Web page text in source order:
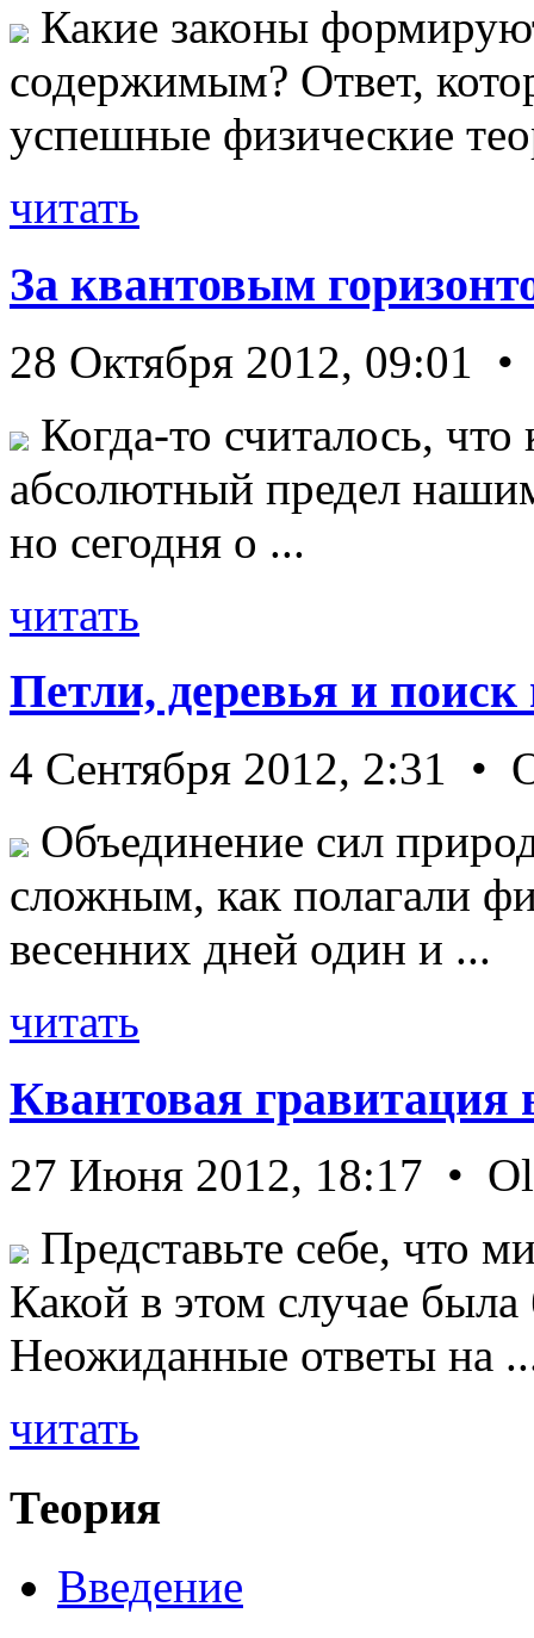
Какие законы
содержимым? Ответ,
успешные физические
читать
За квантовым
28 Октября 2012, 09:01
Когда-то считалось, что
абсолютный предел
но сегодня о ...
читать
Петли, деревья и
4 Сентября 2012, 2:31 •
Объединение сил
сложным, как полагали
весенних дней один и ...
читать
Квантовая гравитация
27 Июня 2012, 18:17 •
Представьте себе, что
Какой в этом случае
Неожиданные ответы на
читать
Теория
Введение